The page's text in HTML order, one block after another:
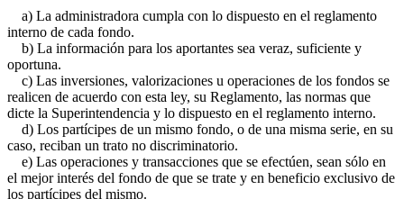
a) La administradora cumpla con lo dispuesto en el reglamento
interno de cada fondo.
b) La información para los aportantes sea veraz, suficiente y
oportuna.
c) Las inversiones, valorizaciones u operaciones de los fondos se
realicen de acuerdo con esta ley, su Reglamento, las normas que
dicte la Superintendencia y lo dispuesto en el reglamento interno.
d) Los partícipes de un mismo fondo, o de una misma serie, en su
caso, reciban un trato no discriminatorio.
e) Las operaciones y transacciones que se efectúen, sean sólo en
el mejor interés del fondo de que se trate y en beneficio exclusivo de
los partícipes del mismo.